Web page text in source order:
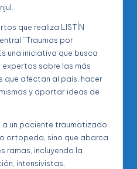
que realiza LISTÍN
“Traumas por
una iniciativa que busca
sobre las más
afectan al país, hacer
y aportar ideas de
a un paciente traumatizado
ortopeda, sino que abarca
ramas, incluyendo la
intensivistas,